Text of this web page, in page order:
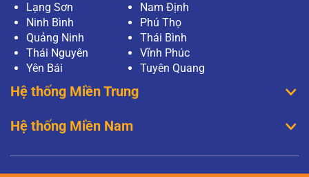
Lạng Sơn
Nam Định
Ninh Bình
Phú Thọ
Quảng Ninh
Thái Bình
Thái Nguyên
Vĩnh Phúc
Yên Bái
Tuyên Quang
Hệ thống Miền Trung
Hệ thống Miền Nam